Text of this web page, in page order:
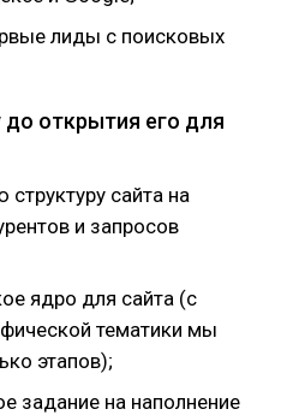
лиды с поисковых
открытия его для
сайта на
и запросов
ядро для сайта (с
тематики мы
этапов);
задание на наполнение